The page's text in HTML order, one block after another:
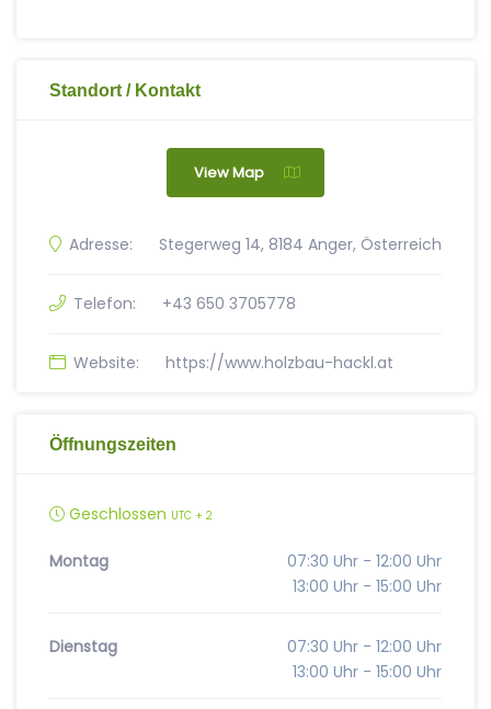
Standort / Kontakt
View Map
Adresse: Stegerweg 14, 8184 Anger, Österreich
Telefon: +43 650 3705778
Website: https://www.holzbau-hackl.at
Öffnungszeiten
Geschlossen UTC + 2
Montag
07:30 Uhr - 12:00 Uhr
13:00 Uhr - 15:00 Uhr
Dienstag
07:30 Uhr - 12:00 Uhr
13:00 Uhr - 15:00 Uhr